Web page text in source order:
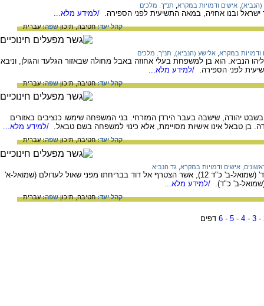
(הנביא) אישים ודמויות במקרא תנ"ך. מלכים
ובנו אחזיה, במאה התשיעית לפני הספירה. /למידע מלא...
קהל יעד:חטיבה,תיכוןשפה:עברית
ודמויות במקרא אלישע (הנביא) תנ"ך. מלכים
הנביא. הוא בן למשפחת בעלי אחוזה באבל מחולה שבאזור הגלעד והגולן, וניבא
לפני הספירה.
/למידע מלא...
קהל יעד:חטיבה,תיכוןשפה:עברית
יהודה, שישבה בעבר הירדן המזרחי. בני המשפחה שימשו כנציבים באזורים
בן טבאל אינו אישיות מסויימת, אלא כינוי למשפחה בשם טבאל. /למידע מלא...
קהל יעד:חטיבה,תיכוןשפה:עברית
אישים ודמויות במקרא גד הנביא
נביא שחי וכיהן בימי דוד המלך: נקרא 'חוזה דוד' (שמואל-ב' כ"ד 12), אשר הצטרף אל דוד בבריחתו מפני שאול לעדולם (שמואל-א'
/למידע מלא...
קהל יעד:חטיבה,תיכוןשפה:עברית
-
3
-
4
-
5
-
6 דפים